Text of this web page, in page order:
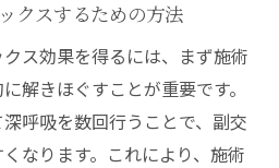
クスするための方法
ス効果を得るには、まず施術
解きほぐすことが重要です。
呼吸を数回行うことで、副交
なります。これにより、施術